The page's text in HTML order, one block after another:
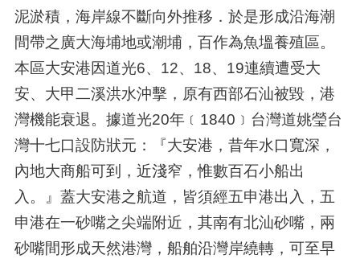
泥淤積，海岸線不斷向外推移．於是形成沿海潮
間帶之廣大海埔地或潮埔，百作為魚塭養殖區。
本區大安港因道光6、12、18、19連續遭受大
安、大甲二溪洪水沖擊，原有西部石汕被毀，港
灣機能衰退。據道光20年﹝1840﹞台灣道姚瑩台
灣十七口設防狀元：『大安港，昔年水口寬深，
內地大商船可到，近淺窄，惟數百石小船出
入。』蓋大安港之航道，皆須經五申港出入，五
申港在一砂嘴之尖端附近，其南有北汕砂嘴，兩
砂嘴間形成天然港灣，船舶沿灣岸繞轉，可至早